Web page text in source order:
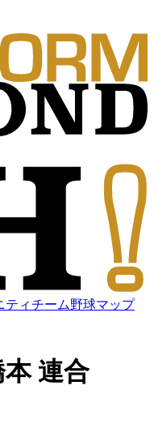
ティチーム野球マップ
連合